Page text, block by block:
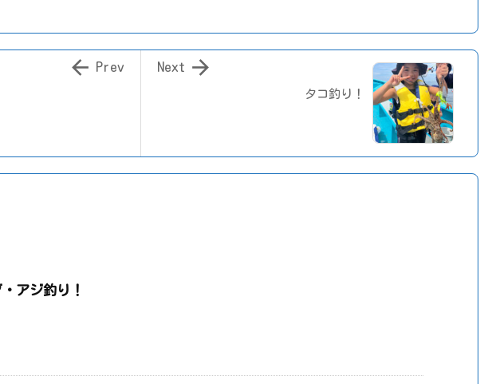
タコ釣り！

Next
 Prev
アジ釣り！